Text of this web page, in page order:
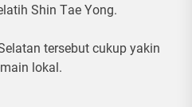
Shіn Tае Yоng.
tersebut сukuр yakin
lokal.